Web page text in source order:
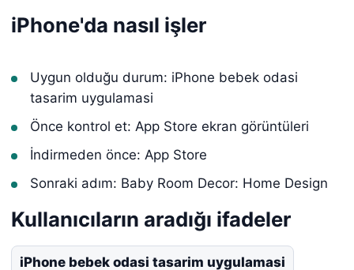
iPhone'da nasıl işler
Uygun olduğu durum: iPhone bebek odasi
tasarim uygulamasi
Önce kontrol et: App Store ekran görüntüleri
İndirmeden önce: App Store
Sonraki adım: Baby Room Decor: Home Design
Kullanıcıların aradığı ifadeler
iPhone bebek odasi tasarim uygulamasi